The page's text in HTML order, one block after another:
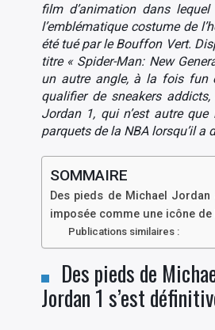
film d’animation dans
l’emblématique costume de
été tué par le Bouffon Vert.
titre « Spider-Man: New
un autre angle, à la fois fun
qualifier de sneakers
Jordan 1, qui n’est autre
parquets de la NBA lorsqu’il a
SOMMAIRE
Des pieds de Michael
imposée comme une icône
Publications similaires :
Des pieds de
Jordan 1 s’est